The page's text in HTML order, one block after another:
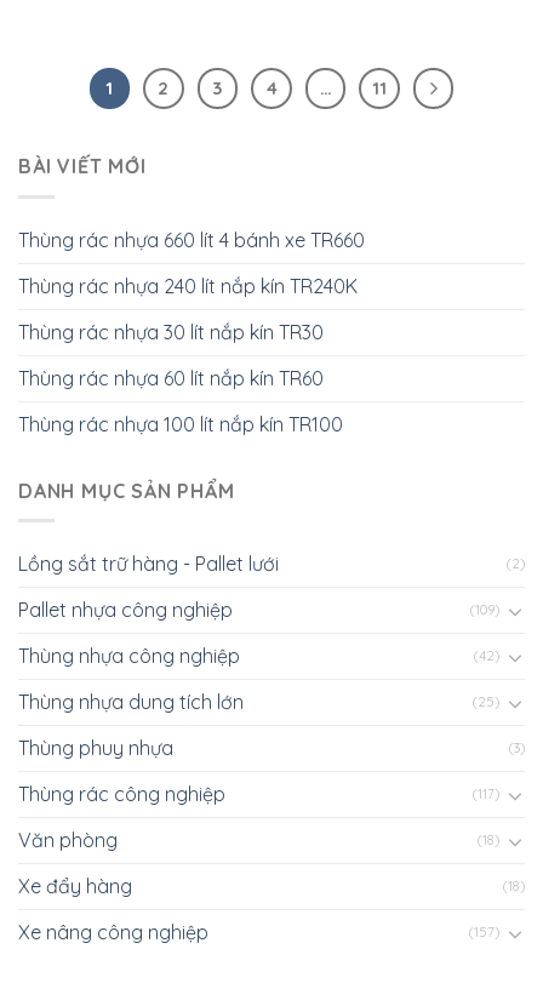
1 2 3 4 … 11
BÀI VIẾT MỚI
Thùng rác nhựa 660 lít 4 bánh xe TR660
Thùng rác nhựa 240 lít nắp kín TR240K
Thùng rác nhựa 30 lít nắp kín TR30
Thùng rác nhựa 60 lít nắp kín TR60
Thùng rác nhựa 100 lít nắp kín TR100
DANH MỤC SẢN PHẨM
Lồng sắt trữ hàng - Pallet lưới (2)
Pallet nhựa công nghiệp (109)
Thùng nhựa công nghiệp (42)
Thùng nhựa dung tích lớn (25)
Thùng phuy nhựa (3)
Thùng rác công nghiệp (117)
Văn phòng (18)
Xe đẩy hàng (18)
Xe nâng công nghiệp (157)